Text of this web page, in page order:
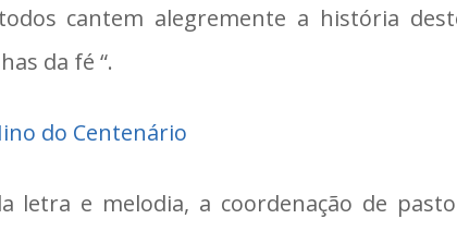
cantem alegremente a história
da fé “.
do Centenário
letra e melodia, a coordenação de